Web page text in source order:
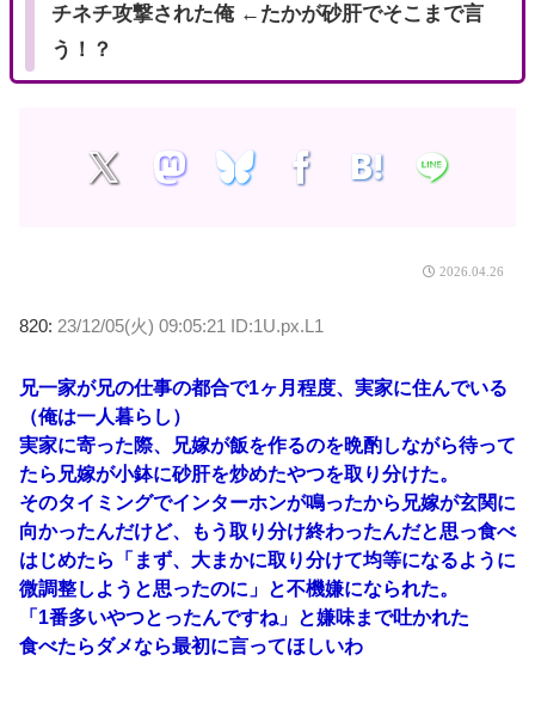
チネチ攻撃された俺 ←たかが砂肝でそこまで言
う！？
2026.04.26
820: 23/12/05(火) 09:05:21 ID:1U.px.L1
兄一家が兄の仕事の都合で1ヶ月程度、実家に住んでいる
（俺は一人暮らし）
実家に寄った際、兄嫁が飯を作るのを晩酌しながら待って
たら兄嫁が小鉢に砂肝を炒めたやつを取り分けた。
そのタイミングでインターホンが鳴ったから兄嫁が玄関に
向かったんだけど、もう取り分け終わったんだと思っ食べ
はじめたら「まず、大まかに取り分けて均等になるように
微調整しようと思ったのに」と不機嫌になられた。
「1番多いやつとったんですね」と嫌味まで吐かれた
食べたらダメなら最初に言ってほしいわ